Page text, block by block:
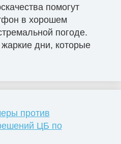
помогут
в хорошем
погоде.
дни, которые
против
ЦБ по